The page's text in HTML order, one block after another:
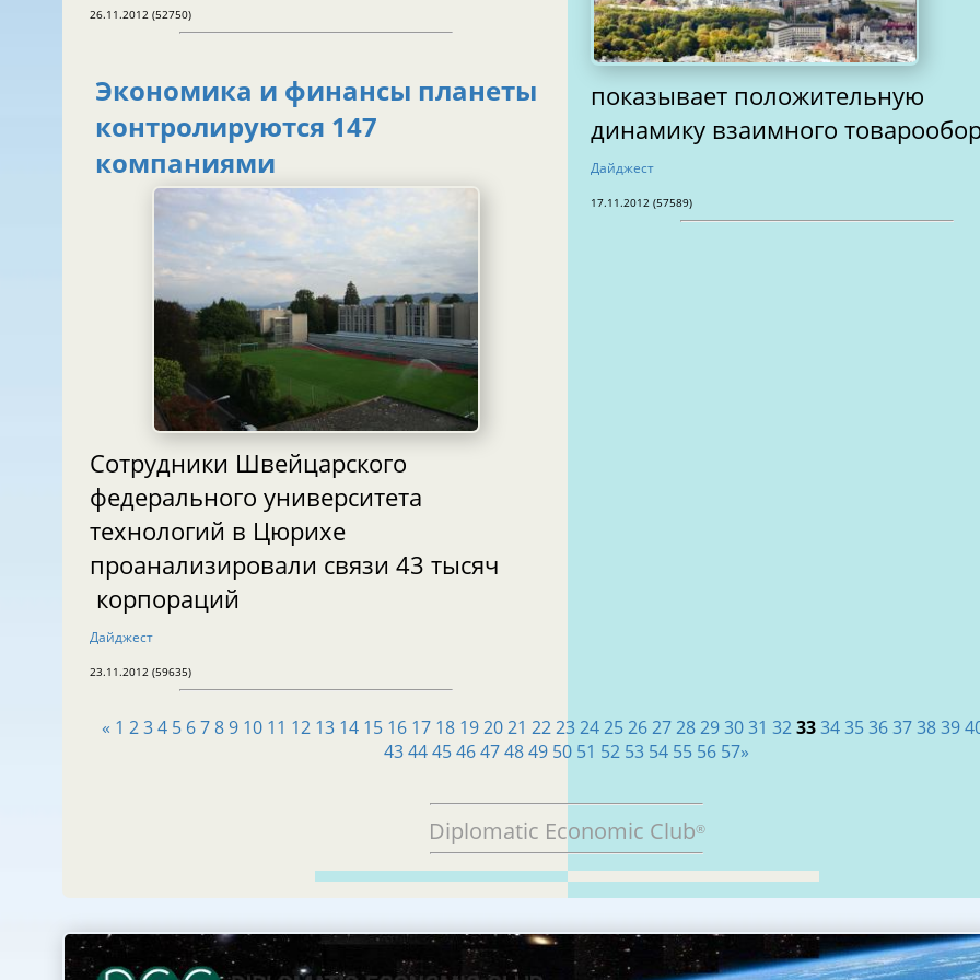
26.11.2012 (52750)
Экономика и финансы планеты
контролируются 147
компаниями
Сотрудники Швейцарского
федерального университета
технологий в Цюрихе
проанализировали связи 43 тысяч
корпораций
Дайджест
23.11.2012 (59635)
показывает положительную
динамику взаимного
Дайджест
17.11.2012 (57589)
« 1 234 5 6789 10 11 12 13 14 15 16 17 18 192021 22232425262728293031 3233343536373839
43444546474849 50 51 52 53 54 55 56 57»
Diplomatic Economic Club®